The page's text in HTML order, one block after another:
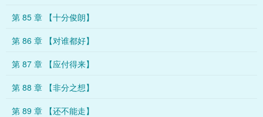
第 85 章 【十分俊朗】
第 86 章 【对谁都好】
第 87 章 【应付得来】
第 88 章 【非分之想】
第 89 章 【还不能走】